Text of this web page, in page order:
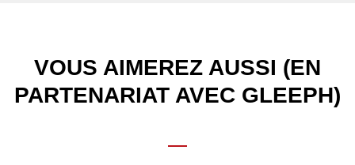
VOUS AIMEREZ AUSSI (EN
PARTENARIAT AVEC GLEEPH)